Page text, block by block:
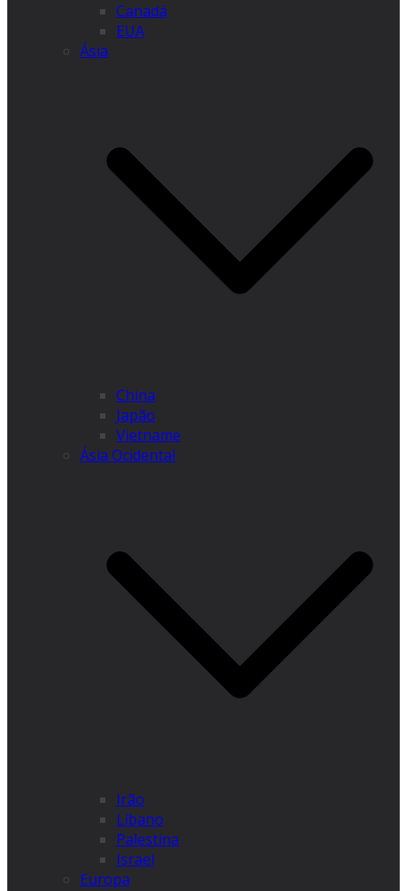
Canadá
EUA
Ásia
China
Japão
Vietname
Ásia Ocidental
Irão
Líbano
Palestina
Israel
Europa